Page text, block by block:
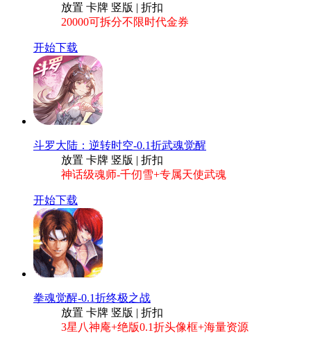
放置 卡牌 竖版 | 折扣
20000可拆分不限时代金券
开始下载
斗罗大陆：逆转时空-0.1折武魂觉醒
放置 卡牌 竖版 | 折扣
神话级魂师-千仞雪+专属天使武魂
开始下载
拳魂觉醒-0.1折终极之战
放置 卡牌 竖版 | 折扣
3星八神庵+绝版0.1折头像框+海量资源